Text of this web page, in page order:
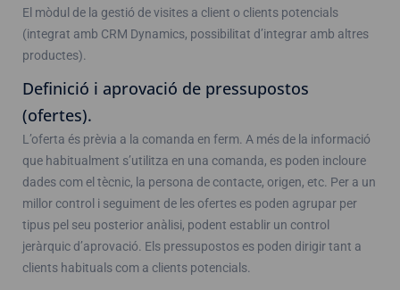
El mòdul de la gestió de visites a client o clients potencials
(integrat amb CRM Dynamics, possibilitat d’integrar amb altres
productes).
Definició i aprovació de pressupostos
(ofertes).
L’oferta és prèvia a la comanda en ferm. A més de la informació
que habitualment s’utilitza en una comanda, es poden incloure
dades com el tècnic, la persona de contacte, origen, etc. Per a un
millor control i seguiment de les ofertes es poden agrupar per
tipus pel seu posterior anàlisi, podent establir un control
jeràrquic d’aprovació. Els pressupostos es poden dirigir tant a
clients habituals com a clients potencials.